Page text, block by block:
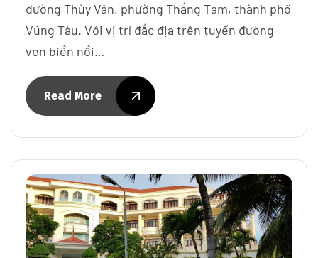
đường Thùy Vân, phường Thắng Tam, thành phố
Vũng Tàu. Với vị trí đắc địa trên tuyến đường
ven biển nổi…
Read More